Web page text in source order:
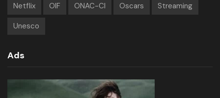
Netflix OIF ONAC-CI Oscars Streaming
Unesco
Ads